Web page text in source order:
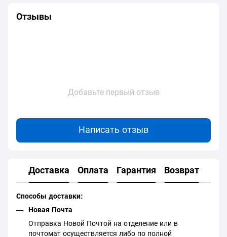
Отзывы
Добавьте первый отзыв
Написать отзыв
Доставка Оплата Гарантия Возврат
Способы доставки:
Новая Почта
Отправка Новой Почтой на отделение или в
почтомат осуществляется либо по полной